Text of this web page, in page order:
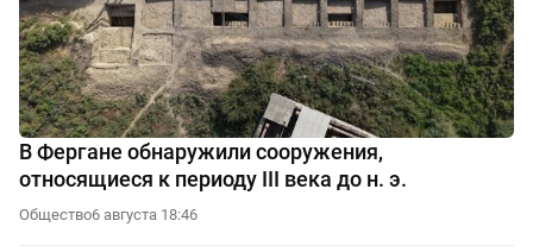
В Фергане обнаружили сооружения,
относящиеся к периоду III века до н. э.
Общество6 августа 18:46